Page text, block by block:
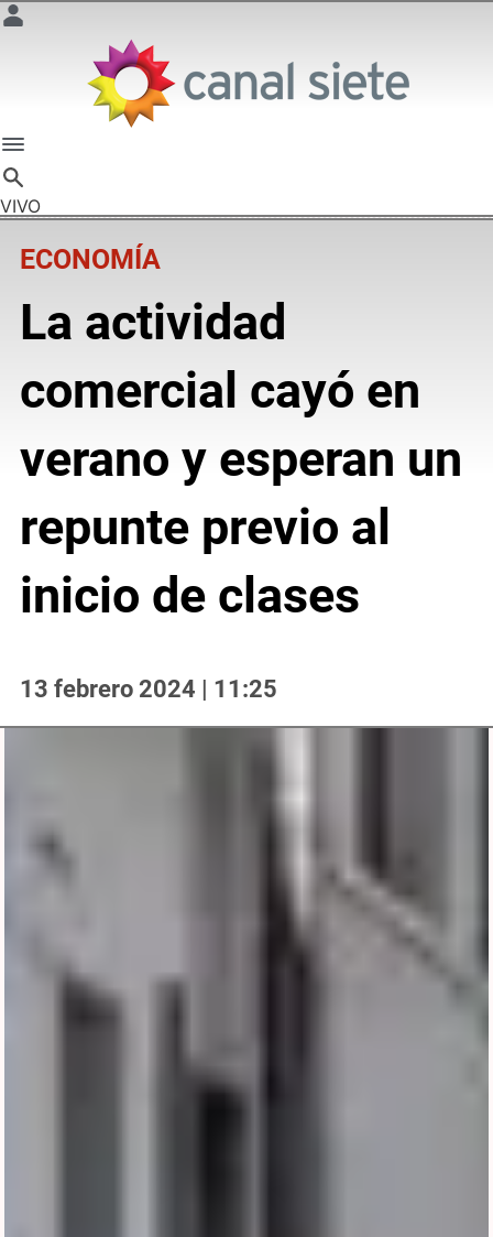
VIVO
ECONOMÍA
La actividad
comercial cayó en
verano y esperan un
repunte previo al
inicio de clases
13 febrero 2024 | 11:25